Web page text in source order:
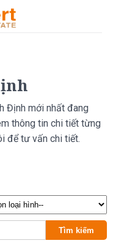
Định mới nhất đang
thông tin chi tiết từng
để tư vấn chi tiết.
Tìm kiếm